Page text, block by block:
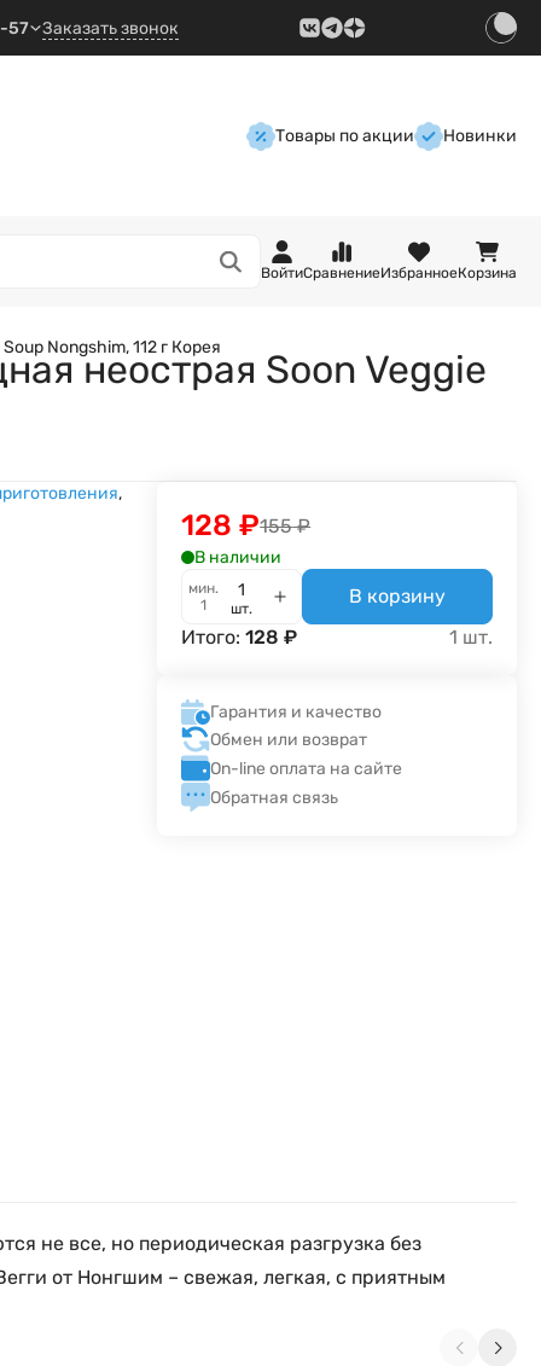
57 Заказать звонок
Товары по акции Новинки
ВойтиСравнениеИзбранноеКорзина
Nongshim, 112 г Корея
неострая Soon Veggie
,
155 ₽
128 ₽
В наличии
мин.
1
шт.
В корзину
Итого:128 ₽ 1 шт.
Гарантия и качество
Обмен или возврат
On-line оплата на сайте
Обратная связь
не все, но периодическая разгрузка без
от Нонгшим – свежая, легкая, с приятным